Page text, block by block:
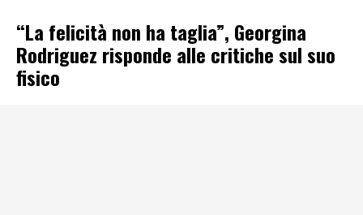
“La felicità non ha taglia”, Georgina
Rodriguez risponde alle critiche sul suo
fisico